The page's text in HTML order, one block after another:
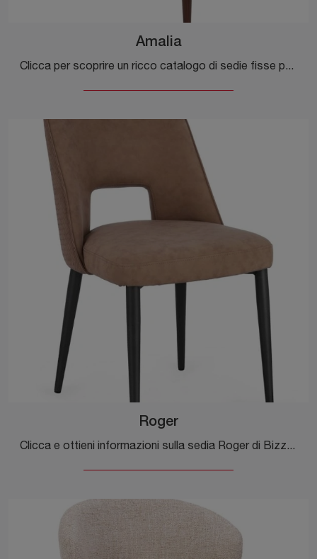
Amalia
Clicca per scoprire un ricco catalogo di sedie fisse per stanze moderne: il modello Amalia di Bizzotto ti aspetta!
Roger
Clicca e ottieni informazioni sulla sedia Roger di Bizzotto in ecopelle: le più originali Sedie fisse moderne ti aspettano.